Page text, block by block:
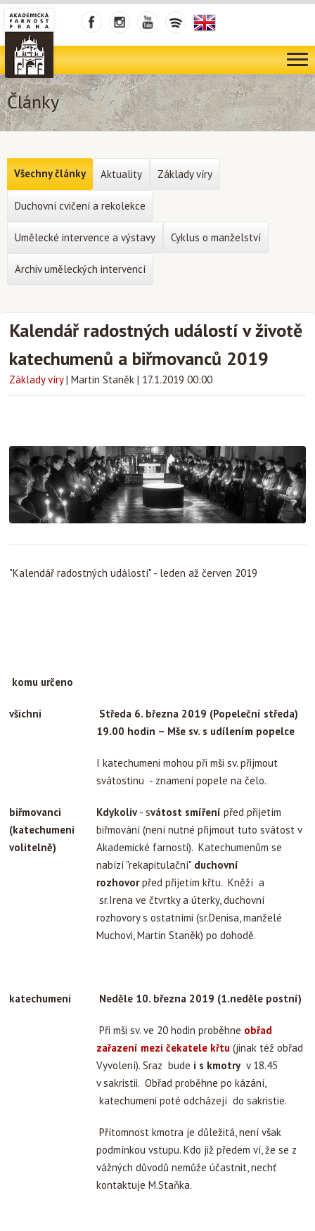
Články
Kalendář radostných událostí v životě
katechumenů a biřmovanců 2019
Základy víry | Martin Staněk | 17.1.2019 00:00
"Kalendář radostných událostí" - leden až červen 2019
komu určeno
všichni
Středa 6. března 2019 (Popeleční středa)
19.00 hodin – Mše sv. s udílením popelce
I katechumeni mohou při mši sv. přijmout
svátostinu - znamení popele na čelo.
biřmovanci
(katechumeni
volitelně)
Kdykoliv- svátost smíření před přijetím
biřmování (není nutné přijmout tuto svátost v
Akademické farnosti). Katechumenům se
nabízí "rekapitulační" duchovní
rozhovorpřed přijetím křtu. Kněží a
sr.Irena ve čtvrtky a úterky, duchovní
rozhovory s ostatními (sr.Denisa, manželé
Muchovi, Martin Staněk) po dohodě.
katechumeni Neděle 10. března 2019 (1.neděle postní)
Při mši sv. ve 20 hodin proběhne obřad
zařazení mezi čekatele křtu (jinak též obřad
Vyvolení). Sraz bude i s kmotryv 18.45
v sakristii. Obřad proběhne po kázání,
katechumeni poté odcházejí do sakristie.
Přítomnost kmotra je důležitá, není však
podmínkou vstupu. Kdo již předem ví, že se z
vážných důvodů nemůže účastnit, nechť
kontaktuje M.Staňka.
Všechny články Aktuality Základy víry
Duchovní cvičení a rekolekce
Umělecké intervence a výstavy Cyklus o manželství
Archiv uměleckých intervencí